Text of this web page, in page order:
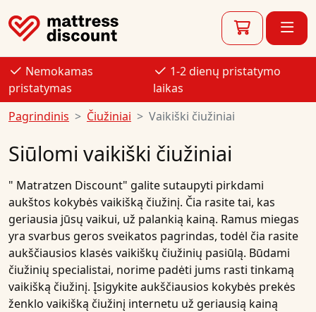
Nemokamas
pristatymas
1-2 dienų pristatymo
laikas
Pagrindinis
Čiužiniai Vaikiški čiužiniai
Siūlomi vaikiški čiužiniai
" Matratzen Discount" galite sutaupyti pirkdami
aukštos kokybės vaikišką čiužinį. Čia rasite tai, kas
geriausia jūsų vaikui, už palankią kainą. Ramus miegas
yra svarbus geros sveikatos pagrindas, todėl čia rasite
aukščiausios klasės vaikiškų čiužinių pasiūlą. Būdami
čiužinių specialistai, norime padėti jums rasti tinkamą
vaikišką čiužinį. Įsigykiteaukščiausios kokybės prekės
ženklo vaikišką čiužinį internetu už geriausią kainą